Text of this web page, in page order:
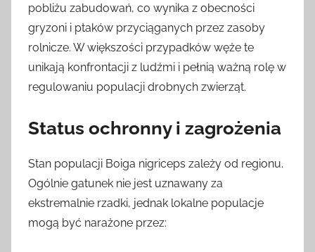
pobliżu zabudowań, co wynika z obecności
gryzoni i ptaków przyciąganych przez zasoby
rolnicze. W większości przypadków węże te
unikają konfrontacji z ludźmi i pełnią ważną rolę w
regulowaniu populacji drobnych zwierząt.
Status ochronny i zagrożenia
Stan populacji Boiga nigriceps zależy od regionu.
Ogólnie gatunek nie jest uznawany za
ekstremalnie rzadki, jednak lokalne populacje
mogą być narażone przez: